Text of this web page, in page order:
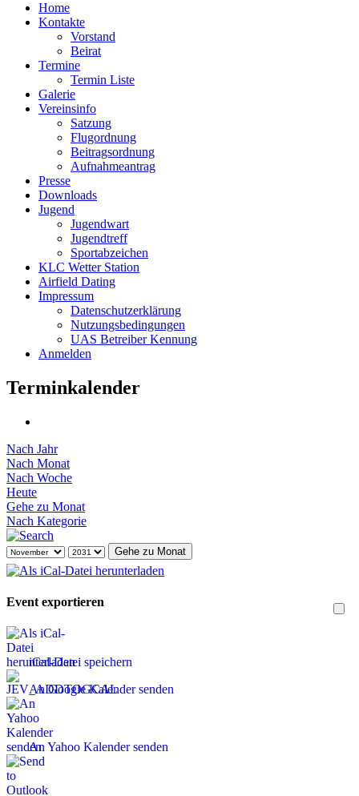
Home
Kontakte
Vorstand
Beirat
Termine
Termin Liste
Galerie
Vereinsinfo
Satzung
Flugordnung
Beitragsordnung
Aufnahmeantrag
Presse
Downloads
Jugend
Jugendwart
Jugendtreff
Sportabzeichen
KLC Wetter Station
Airfield Dating
Impressum
Datenschutzerklärung
Nutzungsbedingungen
UAS Betreiber Kennung
Anmelden
Terminkalender
Nach Jahr
Nach Monat
Nach Woche
Heute
Gehe zu Monat
Nach Kategorie
Gehe zu Monat
Event exportieren
iCal-Datei speichern
An Google Kalender senden
An Yahoo Kalender senden